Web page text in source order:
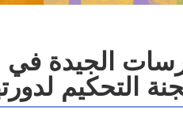
الجيدة
لدورتها